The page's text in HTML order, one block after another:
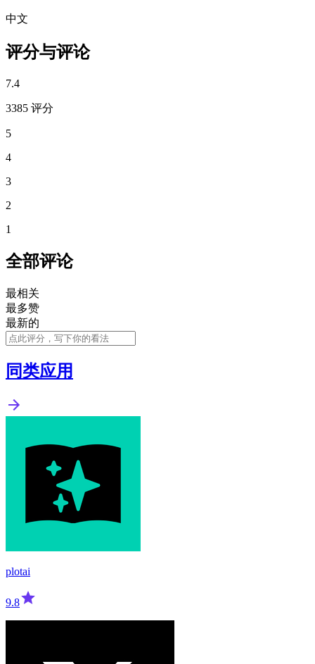
中文
评分与评论
7.4
3385 评分
5
4
3
2
1
全部评论
最相关
最多赞
最新的
同类应用
plotai
9.8